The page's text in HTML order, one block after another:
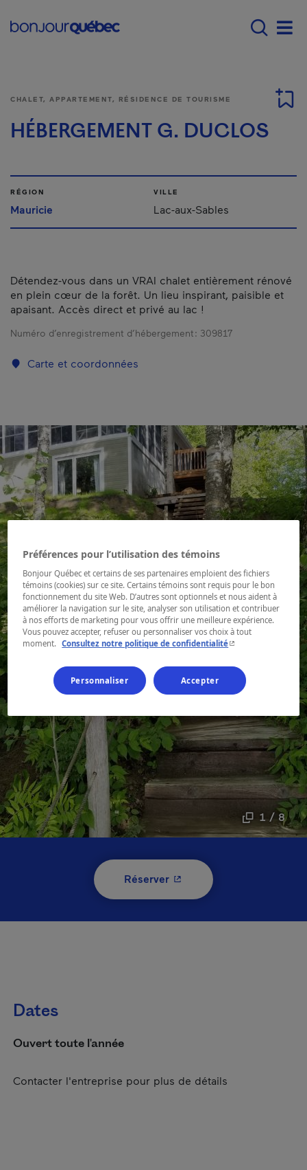
Main navigation -
1 / 8
Réserver- Cet hyperlien s'ouvrira
CHALET, APPARTEMENT, RÉSIDENCE DE TOURISME
HÉBERGEMENT G. DUCLOS
RÉGION
Mauricie
VILLE
Lac-aux-Sables
Détendez-vous dans un VRAI chalet entièrement rénové
en plein cœur de la forêt. Un lieu inspirant, paisible et
apaisant. Accès direct et privé au lac !
Numéro d’enregistrement d’hébergement : 309817
Carte et coordonnées
Dates
Ouvert toute l'année
Contacter l'entreprise pour plus de détails
Préférences pour l’utilisation des témoins
Bonjour Québec et certains de ses partenaires emploient des fichiers
témoins (cookies) sur ce site. Certains témoins sont requis pour le bon
fonctionnement du site Web. D’autres sont optionnels et nous aident à
améliorer la navigation sur le site, analyser son utilisation et contribuer
à nos efforts de marketing pour vous offrir une meilleure expérience.
Vous pouvez accepter, refuser ou personnaliser vos choix à tout
moment. Consultez notre politique de confidentialité- Cet hyperlien
Personnaliser Accepter